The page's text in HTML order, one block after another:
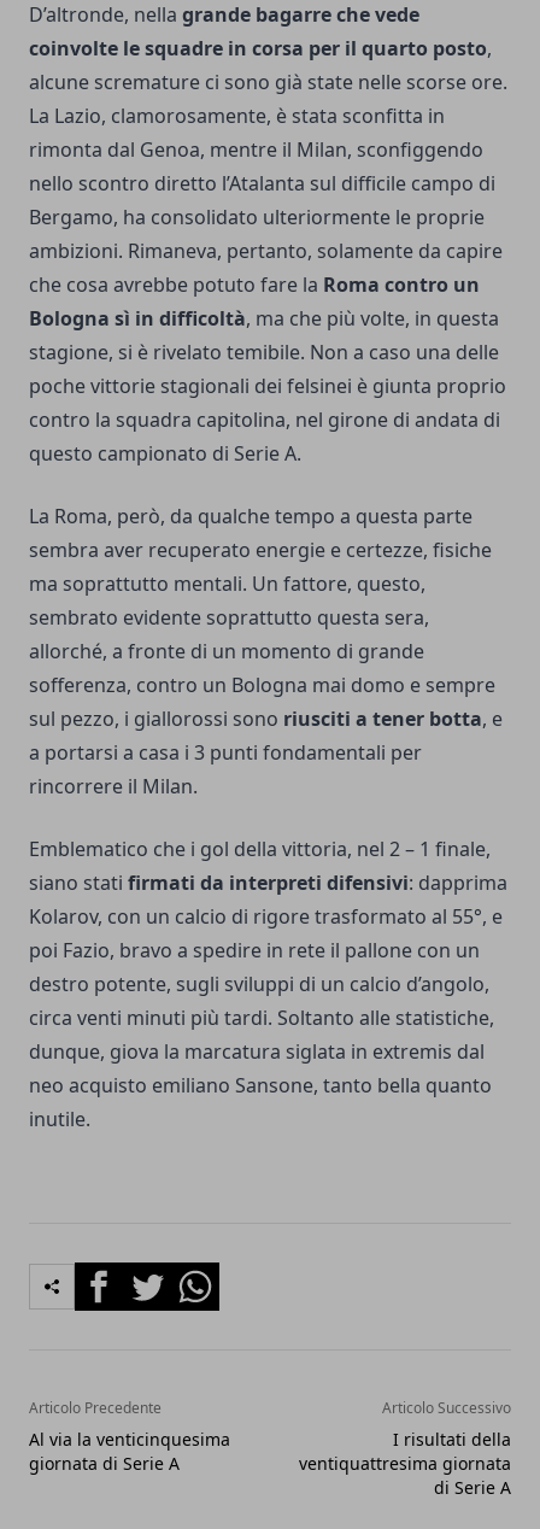
D’altronde, nella grande bagarre che vede
coinvolte le squadre in corsa per il quarto posto,
alcune scremature ci sono già state nelle scorse ore.
La Lazio, clamorosamente, è stata sconfitta in
rimonta dal Genoa, mentre il Milan, sconfiggendo
nello scontro diretto l’Atalanta sul difficile campo di
Bergamo, ha consolidato ulteriormente le proprie
ambizioni. Rimaneva, pertanto, solamente da capire
che cosa avrebbe potuto fare la Roma contro un
Bologna sì in difficoltà, ma che più volte, in questa
stagione, si è rivelato temibile. Non a caso una delle
poche vittorie stagionali dei felsinei è giunta proprio
contro la squadra capitolina, nel girone di andata di
questo campionato di Serie A.
La Roma, però, da qualche tempo a questa parte
sembra aver recuperato energie e certezze, fisiche
ma soprattutto mentali. Un fattore, questo,
sembrato evidente soprattutto questa sera,
allorché, a fronte di un momento di grande
sofferenza, contro un Bologna mai domo e sempre
sul pezzo, i giallorossi sono riusciti a tener botta, e
a portarsi a casa i 3 punti fondamentali per
rincorrere il Milan.
Emblematico che i gol della vittoria, nel 2 – 1 finale,
siano stati firmati da interpreti difensivi: dapprima
Kolarov, con un calcio di rigore trasformato al 55°, e
poi Fazio, bravo a spedire in rete il pallone con un
destro potente, sugli sviluppi di un calcio d’angolo,
circa venti minuti più tardi. Soltanto alle statistiche,
dunque, giova la marcatura siglata in extremis dal
neo acquisto emiliano Sansone, tanto bella quanto
inutile.
FacebookTwitterWhatsapp
Articolo Precedente
Al via la venticinquesima
giornata di Serie A
Articolo Successivo
I risultati della
ventiquattresima giornata
di Serie A